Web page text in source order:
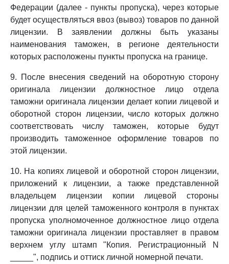
Федерации (далее - пункты пропуска), через которые
будет осуществляться ввоз (вывоз) товаров по данной
лицензии. В заявлении должны быть указаны
наименования таможен, в регионе деятельности
которых расположены пункты пропуска на границе.
9. После внесения сведений на оборотную сторону
оригинала лицензии должностное лицо отдела
таможни оригинала лицензии делает копии лицевой и
оборотной сторон лицензии, число которых должно
соответствовать числу таможен, которые будут
производить таможенное оформление товаров по
этой лицензии.
10. На копиях лицевой и оборотной сторон лицензии,
приложений к лицензии, а также представленной
владельцем лицензии копии лицевой стороны
лицензии для целей таможенного контроля в пунктах
пропуска уполномоченное должностное лицо отдела
таможни оригинала лицензии проставляет в правом
верхнем углу штамп "Копия. Регистрационный N
_____", подпись и оттиск личной номерной печати.